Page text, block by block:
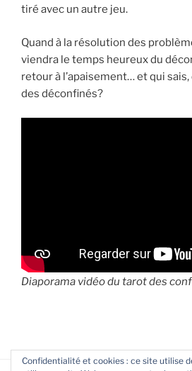
tiré avec un autre jeu.
Quand à la résolution des
viendra le temps heureux du
retour à l’apaisement… et qui sais,
des déconfinés?
Diaporama vidéo du tarot des
Confidentialité et cookies : ce site utilise